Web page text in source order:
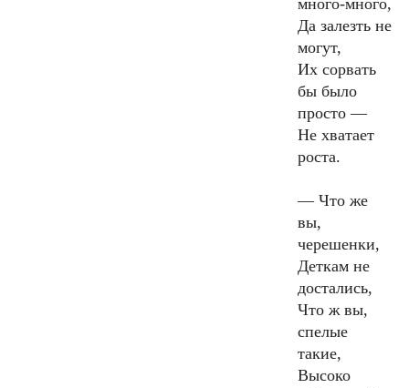
много-много,
Да залезть не
могут,
Их сорвать
бы было
просто —
Не хватает
роста.
—Что же
вы,
черешенки,
Деткам не
достались,
Что ж вы,
спелые
такие,
Высоко